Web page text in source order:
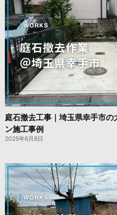
庭石撤去工事｜埼玉県幸手市
ン施工事例
2025年6月8日